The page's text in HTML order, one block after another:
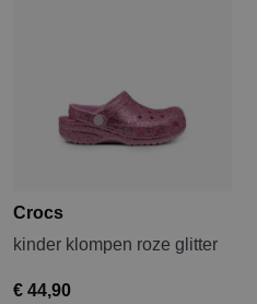
Crocs
kinder klompen roze glitter
€ 44,90